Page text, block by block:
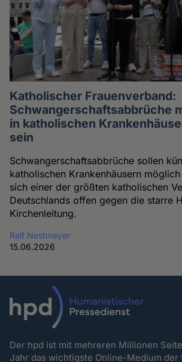
Katholischer Frauenverband:
Schwangerschaftsabbrüche
in katholischen
sein
Schwangerschaftsabbrüche sollen
katholischen Krankenhäusern
sich einer der größten katholischen
Deutschlands offen gegen die starre
Kirchenleitung.
Ralf Nestmeyer
15.06.2026
Der hpd ist mit mehreren Millionen
Jahr das wichtigste Online-Medium